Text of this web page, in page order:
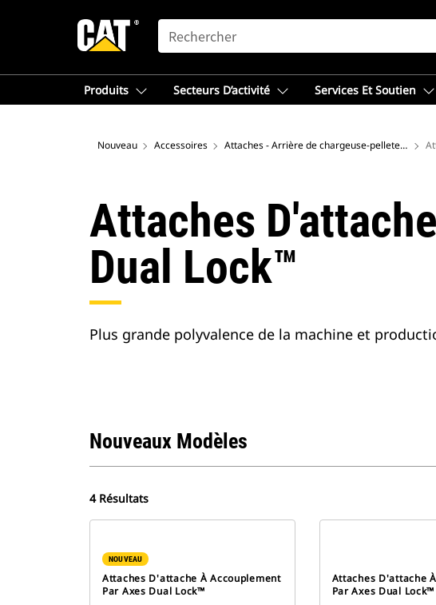
SEARCH
Produits Secteurs D’activité Services Et Soutien
Nouveau Accessoires Attaches - Arrière de chargeuse-pelleteuse
Attaches
Dual Lock™
Plus grande polyvalence de la machine et
Nouveaux Modèles
4 Résultats
NOUVEAU
Attaches D'attache À Accouplement
Par Axes Dual Lock™
Attaches D'attache
Par Axes Dual Lock™